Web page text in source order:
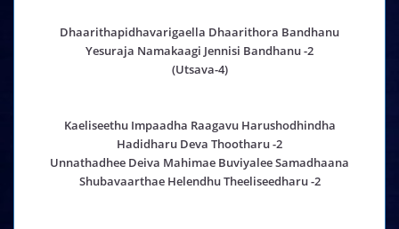
Dhaarithapidhavarigaella Dhaarithora Bandhanu
Yesuraja Namakaagi Jennisi Bandhanu -2
(Utsava-4)
Kaeliseethu Impaadha Raagavu Harushodhindha
Hadidharu Deva Thootharu -2
Unnathadhee Deiva Mahimae Buviyalee Samadhaana
Shubavaarthae Helendhu Theeliseedharu -2